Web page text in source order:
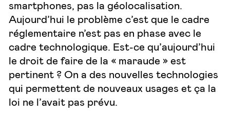
smartphones, pas la géolocalisation.
Aujourd’hui le problème c’est que le cadre
réglementaire n’est pas en phase avec le
cadre technologique. Est-ce qu’aujourd’hui
le droit de faire de la « maraude » est
pertinent ? On a des nouvelles technologies
qui permettent de nouveaux usages et ça la
loi ne l’avait pas prévu.